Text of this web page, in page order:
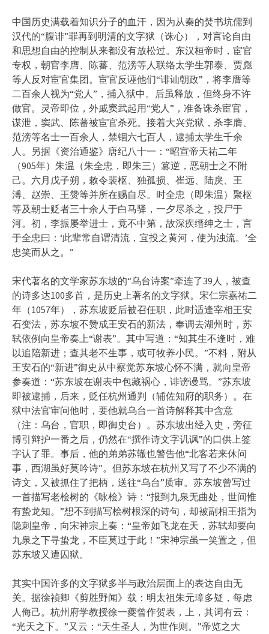
中国历史满载着知识分子的血汗，因为从秦的焚书坑儒到
汉代的“腹诽”罪再到明清的文字狱（诛心），对言论自由
和思想自由的控制从来都没有放松过。东汉桓帝时，宦官
专权，朝官李膺、陈蕃、范滂等人联络太学生郭泰、贾彪
等人反对宦官集团。宦官反诬他们“诽讪朝政”，将李膺等
二百余人视为“党人”，捕入狱中。后虽释放，但终身不许
做官。灵帝即位，外戚窦武起用“党人”，准备诛杀宦官，
谋泄，窦武、陈蕃被宦官杀死。接着大兴党狱，杀李膺、
范滂等名士一百余人，禁锢六七百人，逮捕太学生千余
人。另据《资治通鉴》唐纪八十一：“昭宣帝天祐二年
（905年）朱温（朱全忠，即朱三）篡逆，恶朝士之不附
己。六月戊子朔，敕令裴枢、独孤损、崔远、陆戾、王
溥、赵崇、王赞等并所在赐自尽。时全忠（即朱温）聚枢
等及朝士贬者三十余人于白马驿，一夕尽杀之，投尸于
河。初，李振屡举进士，竟不中第，故深疾缙绅之士，言
于全忠曰：‘此辈常自谓清流，宜投之黄河，使为浊流。’全
忠笑而从之。”
宋代著名的文学家苏东坡的“乌台诗案”牵连了39人，被查
的诗多达100多首，是历史上著名的文字狱。宋仁宗嘉祐二
年（1057年），苏东坡贬后被召任职，此时适逢宰相王安
石变法，苏东坡不赞成王安石的新法，奉调去湖州时，苏
轼依例向皇帝奏上“谢表”。其中写道：“知其生不逢时，难
以追陪新进；查其老不生事，或可牧养小民。”不料，附从
王安石的“新进”御史从中察觉苏东坡心怀不满，就向皇帝
参奏道：“苏东坡在谢表中包藏祸心，诽谤谩骂。”苏东坡
即被逮捕，后来，贬任杭州通判（辅佐知府的职务）。在
狱中法官审问他时，要他就乌台一首诗解释其中含意
（注：乌台，官职，即御史台）。苏东坡出经入史，旁征
博引辩护一番之后，仍然在“撰作诗文字讥讽”的口供上签
字认了罪。事后，他的弟弟苏辙也警告他“北客若来休问
事，西湖虽好莫吟诗”。但苏东坡在杭州又写了不少不满的
诗文，又被抓住了把柄，送往“乌台”质审。苏东坡曾写过
一首描写老桧树的《咏桧》诗：“报到九泉无曲处，世间惟
有蛰龙知。”想不到描写桧树根深的诗句，却被副相王指为
隐刺皇帝，向宋神宗上奏：“皇帝如飞龙在天，苏轼却要向
九泉之下寻蛰龙，不臣莫过于此！”宋神宗虽一笑置之，但
苏东坡又遭囚狱。
其实中国许多的文字狱多半与政治层面上的表达自由无
关。据徐祯卿《剪胜野闻》载：明太祖朱元璋多疑，每虑
人侮己。杭州府学教授徐一夔曾作贺表，上，其词有云：
“光天之下。”又云：“天生圣人，为世作则。”帝览之大